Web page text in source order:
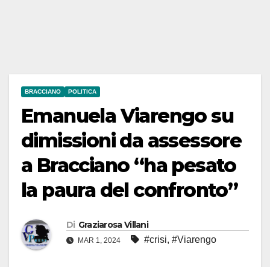
BRACCIANO POLITICA
Emanuela Viarengo su
dimissioni da assessore
a Bracciano “ha pesato
la paura del confronto”
Di Graziarosa Villani
MAR 1, 2024 #crisi, #Viarengo